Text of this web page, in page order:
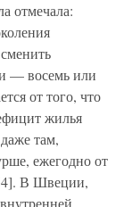
отмечала:
— восемь или
от того, что
жилья
там,
ежегодно от
В Швеции,